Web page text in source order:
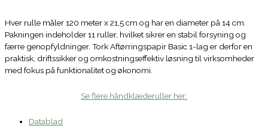
Hver rulle måler 120 meter x 21,5 cm og har en diameter på 14 cm.
Pakningen indeholder 11 ruller, hvilket sikrer en stabil forsyning og
færre genopfyldninger. Tork Aftørringspapir Basic 1-lag er derfor en
praktisk, driftssikker og omkostningseffektiv løsning til virksomheder
med fokus på funktionalitet og økonomi.
Se flere håndklæderuller her:
Datablad